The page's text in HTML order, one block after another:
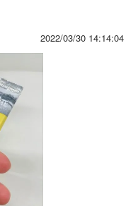
2022/03/30 14:14:04